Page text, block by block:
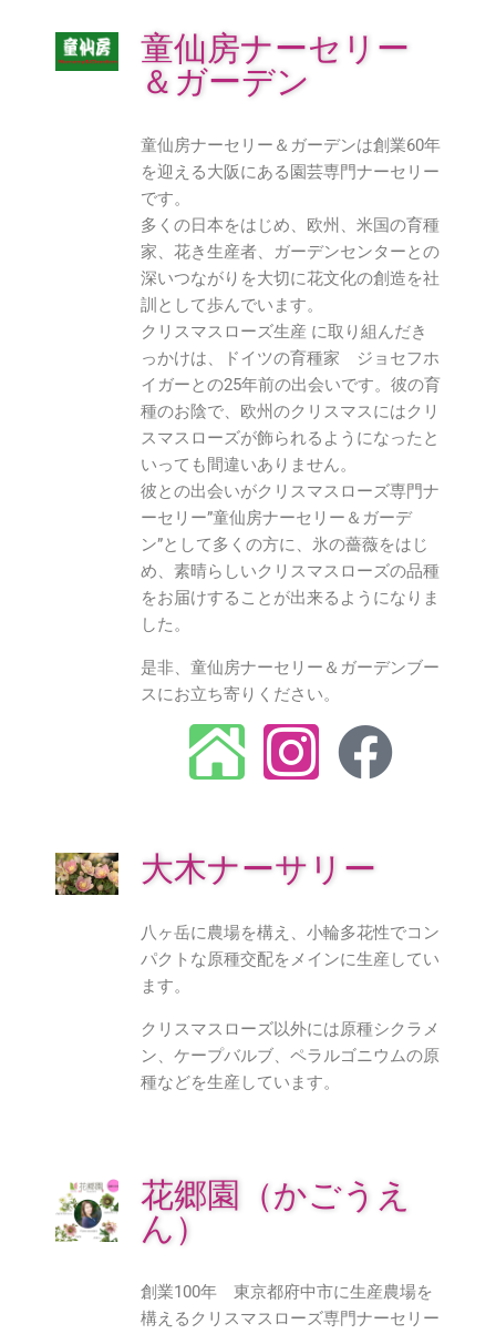
童仙房ナーセリー
＆ガーデン
童仙房ナーセリー＆ガーデンは創業60年
を迎える大阪にある園芸専門ナーセリー
です。
多くの日本をはじめ、欧州、米国の育種
家、花き生産者、ガーデンセンターとの
深いつながりを大切に花文化の創造を社
訓として歩んでいます。
クリスマスローズ生産 に取り組んだき
っかけは、ドイツの育種家 ジョセフホ
イガーとの25年前の出会いです。彼の育
種のお陰で、欧州のクリスマスにはクリ
スマスローズが飾られるようになったと
いっても間違いありません。
彼との出会いがクリスマスローズ専門ナ
ーセリー”童仙房ナーセリー＆ガーデ
ン”として多くの方に、氷の薔薇をはじ
め、素晴らしいクリスマスローズの品種
をお届けすることが出来るようになりま
した。
是非、童仙房ナーセリー＆ガーデンブー
スにお立ち寄りください。
大木ナーサリー
八ヶ岳に農場を構え、 小輪多花性でコン
パクトな原種交配をメインに生産してい
ます。
クリスマスローズ以外には原種シクラメ
ン、ケープバルブ、 ペラルゴニウムの原
種などを生産しています。
花郷園（かごうえ
ん）
創業100年 東京都府中市に生産農場を
構えるクリスマスローズ専門ナーセリー